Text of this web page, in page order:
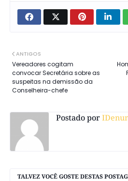
ANTIGOS
Vereadores cogitam
convocar Secretária sobre as
suspeitas na demissão da
Conselheira-chefe
Postado por
TALVEZ VOCÊ GOSTE DESTAS